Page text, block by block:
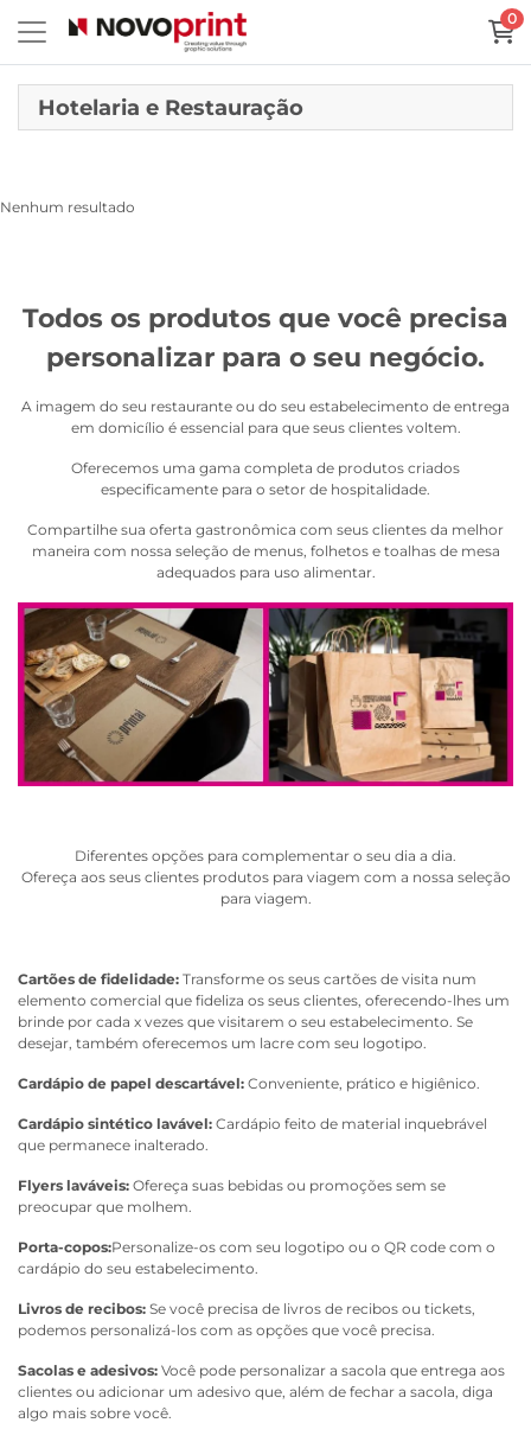
0
Hotelaria e Restauração
Nenhum resultado
Todos os produtos que você precisa
personalizar para o seu negócio.
A imagem do seu restaurante ou do seu estabelecimento de entrega
em domicílio é essencial para que seus clientes voltem.
Oferecemos uma gama completa de produtos criados
especificamente para o setor de hospitalidade.
Compartilhe sua oferta gastronômica com seus clientes da melhor
maneira com nossa seleção de menus, folhetos e toalhas de mesa
adequados para uso alimentar.
Diferentes opções para complementar o seu dia a dia.
Ofereça aos seus clientes produtos para viagem com a nossa seleção
para viagem.
Cartões de fidelidade: Transforme os seus cartões de visita num
elemento comercial que fideliza os seus clientes, oferecendo-lhes um
brinde por cada x vezes que visitarem o seu estabelecimento. Se
desejar, também oferecemos um lacre com seu logotipo.
Cardápio de papel descartável: Conveniente, prático e higiênico.
Cardápio sintético lavável: Cardápio feito de material inquebrável
que permanece inalterado.
Flyers laváveis: Ofereça suas bebidas ou promoções sem se
preocupar que molhem.
Porta-copos:Personalize-os com seu logotipo ou o QR code com o
cardápio do seu estabelecimento.
Livros de recibos: Se você precisa de livros de recibos ou tickets,
podemos personalizá-los com as opções que você precisa.
Sacolas e adesivos: Você pode personalizar a sacola que entrega aos
clientes ou adicionar um adesivo que, além de fechar a sacola, diga
algo mais sobre você.